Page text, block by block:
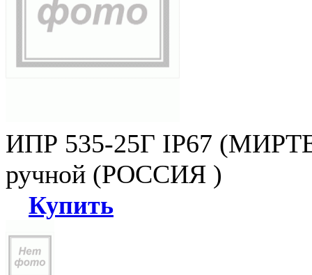
ИПР 535-25Г IP67
ручной (РОССИЯ )
Купить